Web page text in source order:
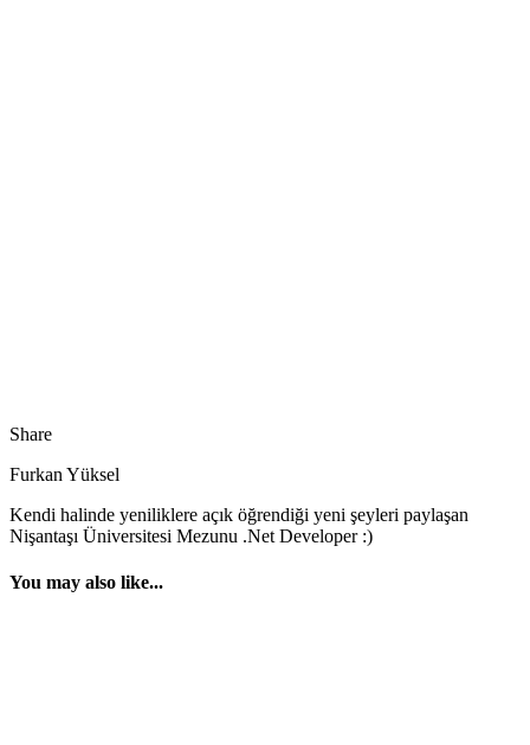
Share
Furkan Yüksel
Kendi halinde yeniliklere açık öğrendiği yeni şeyleri paylaşan
Nişantaşı Üniversitesi Mezunu .Net Developer :)
You may also like...